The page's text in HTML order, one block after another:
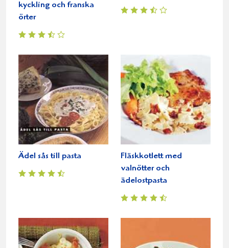
kyckling och franska
örter
Ädel sås till pasta
Fläskkotlett med
valnötter och
ädelostpasta